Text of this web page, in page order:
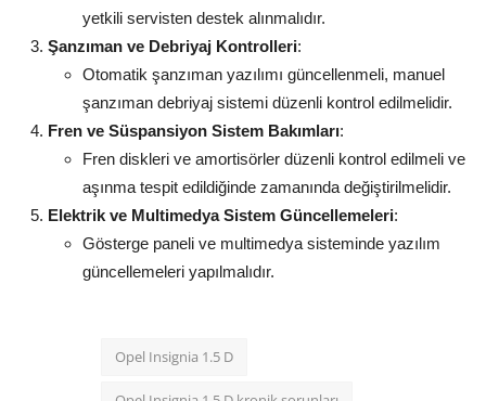
yetkili servisten destek alınmalıdır.
Şanzıman ve Debriyaj Kontrolleri:
Otomatik şanzıman yazılımı güncellenmeli, manuel
şanzıman debriyaj sistemi düzenli kontrol edilmelidir.
Fren ve Süspansiyon Sistem Bakımları:
Fren diskleri ve amortisörler düzenli kontrol edilmeli ve
aşınma tespit edildiğinde zamanında değiştirilmelidir.
Elektrik ve Multimedya Sistem Güncellemeleri:
Gösterge paneli ve multimedya sisteminde yazılım
güncellemeleri yapılmalıdır.
Opel Insignia 1.5 D